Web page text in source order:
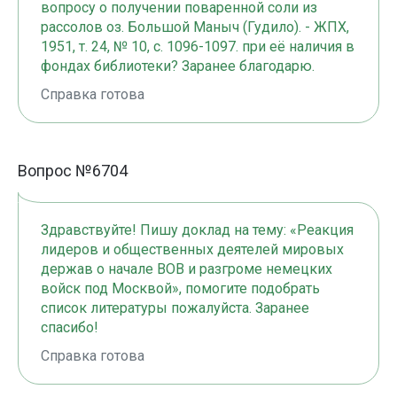
вопросу о получении поваренной соли из
рассолов оз. Большой Маныч (Гудило). - ЖПХ,
1951, т. 24, № 10, с. 1096-1097. при её наличия в
фондах библиотеки? Заранее благодарю.
Справка готова
Вопрос №6704
Здравствуйте! Пишу доклад на тему: «Реакция
лидеров и общественных деятелей мировых
держав о начале ВОВ и разгроме немецких
войск под Москвой», помогите подобрать
список литературы пожалуйста. Заранее
спасибо!
Справка готова